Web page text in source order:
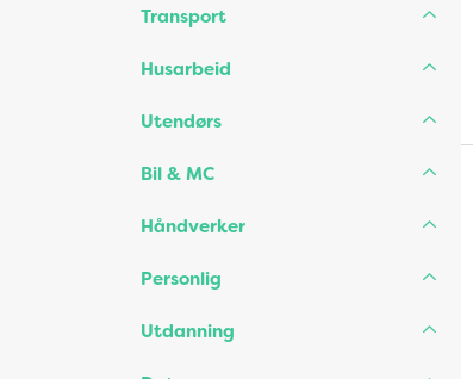
Transport
Husarbeid
Utendørs
Bil & MC
Håndverker
Personlig
Utdanning